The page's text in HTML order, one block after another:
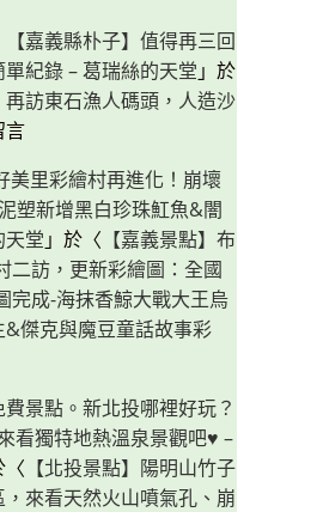
【嘉義縣朴子】值得再三回
紀錄 – 葛瑞絲的天堂 」於
再訪東石漁人碼頭，人造沙
言
美里彩繪村再進化！崩壞
塑新增黑白珍珠魟魚&闇
天堂 」於〈 【嘉義景點】布
二訪，更新彩繪圖：全國
完成-海抹香鯨大戰大王烏
傑克與魔豆童話故事彩
費景點。新北投哪裡好玩？
看獨特地熱溫泉景觀吧♥ –
〈 【北投景點】陽明山竹子
來看天然火山噴氣孔、崩